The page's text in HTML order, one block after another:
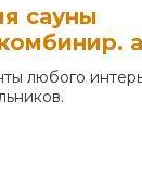
сауны
любого